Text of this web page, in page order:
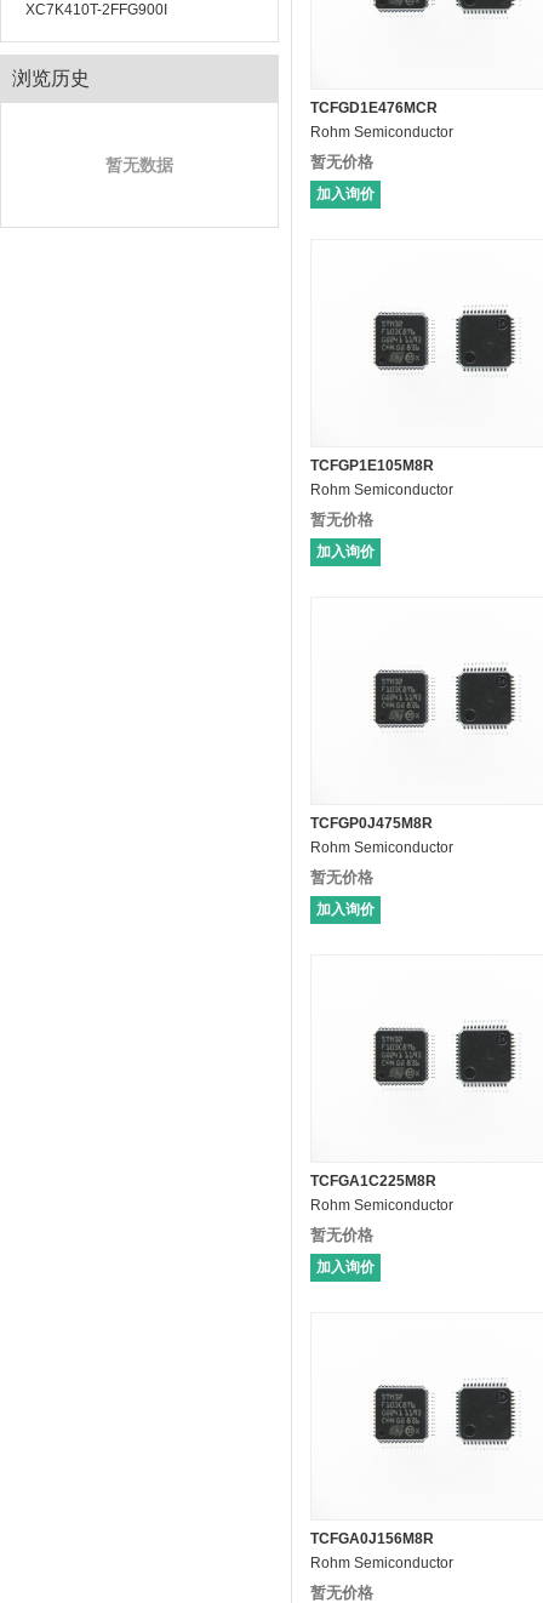
XC7K410T-2FFG900I
浏览历史
暂无数据
TCFGD1E476MCR
Rohm Semiconductor
暂无价格
加入询价
TCFGP1E105M8R
Rohm Semiconductor
暂无价格
加入询价
TCFGP0J475M8R
Rohm Semiconductor
暂无价格
加入询价
TCFGA1C225M8R
Rohm Semiconductor
暂无价格
加入询价
TCFGA0J156M8R
Rohm Semiconductor
暂无价格